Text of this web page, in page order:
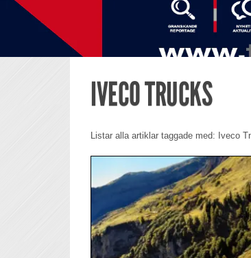
IVECO TRUCKS
Listar alla artiklar taggade med: Iveco